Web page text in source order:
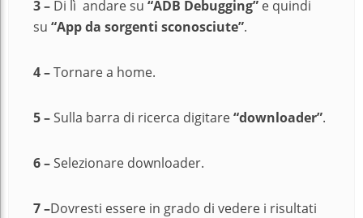
3 – Di lì andare su “ADB Debugging” e quindi
su “App da sorgenti sconosciute”.
4 –Tornare a home.
5 –Sulla barra di ricerca digitare“downloader”.
6 –Selezionare downloader.
7 –Dovresti essere in grado di vedere i risultati